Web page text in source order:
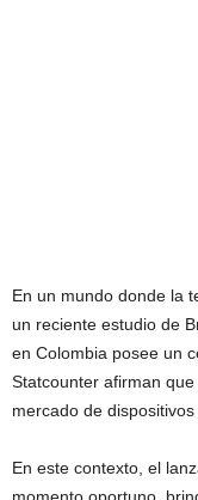
En un mundo donde la
un reciente estudio de
en Colombia posee un
Statcounter afirman
mercado de
En este contexto, el
momento oportuno,